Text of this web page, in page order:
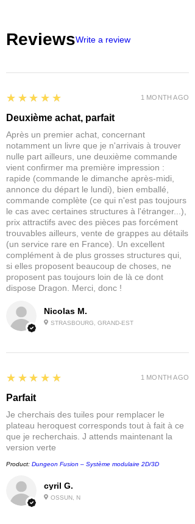
mieux que ça ? Il est imprimé en
les disponibilités chez nos
grossistes ils peuvent aller jusqu'à
Au delà de 20 jours vous serez
la plus avantageuse pour vous.
Si un article est "commandable"
c'est qu'il est régulièrement stocké,
dans le cas contraire nous bloquons
la possibilité de le commander.
ReviewsWrite a review
Nicolas M.
STRASBOURG, GRAND-EST
5
★★★★★
Deuxième achat, parfait
Après un premier achat, concernant
notamment un livre que je n'arrivais à trouver
nulle part ailleurs, une deuxième commande
vient confirmer ma première impression :
rapide (commande le dimanche après-midi,
annonce du départ le lundi), bien emballé,
commande complète (ce qui n'est pas toujours
le cas avec certaines structures à l'étranger...),
prix attractifs avec des pièces pas forcément
trouvables ailleurs, vente de grappes au détails
(un service rare en France). Un excellent
complément à de plus grosses structures qui,
si elles proposent beaucoup de choses, ne
proposent pas toujours loin de là ce dont
dispose Dragon. Merci, donc !
1 MONTH AGO
cyril G.
OSSUN, N
5
★★★★★
Parfait
Je cherchais des tuiles pour remplacer le
plateau heroquest corresponds tout à fait à ce
que je recherchais. J attends maintenant la
version verte
Product: Dungeon Fusion – Système modulaire 2D/3D
1 MONTH AGO